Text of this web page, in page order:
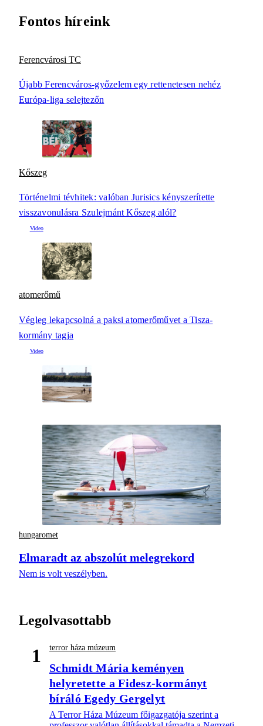
Fontos híreink
Ferencvárosi TC
Újabb Ferencváros-győzelem egy rettenetesen nehéz
Európa-liga selejtezőn
Kőszeg
Történelmi tévhitek: valóban Jurisics kényszerítette
visszavonulásra Szulejmánt Kőszeg alól?
atomerőmű
Végleg lekapcsolná a paksi atomerőművet a Tisza-
kormány tagja
hungaromet
Elmaradt az abszolút melegrekord
Nem is volt veszélyben.
Legolvasottabb
1 terror háza múzeum
Schmidt Mária keményen
helyretette a Fidesz-kormányt
bíráló Egedy Gergelyt
A Terror Háza Múzeum főigazgatója szerint a